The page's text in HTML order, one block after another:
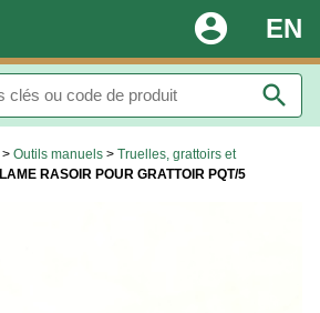
EN
account_circle
search
> Outils manuels > Truelles, grattoirs et
LAME RASOIR POUR GRATTOIR PQT/5